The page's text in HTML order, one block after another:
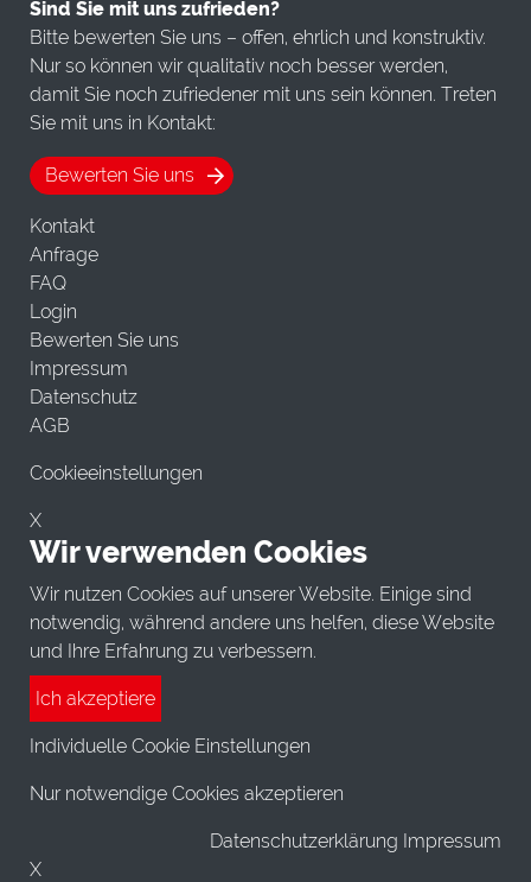
Sind Sie mit uns zufrieden?
Bitte bewerten Sie uns – offen, ehrlich und konstruktiv.
Nur so können wir qualitativ noch besser werden,
damit Sie noch zufriedener mit uns sein können. Treten
Sie mit uns in Kontakt:
Bewerten Sie uns
Kontakt
Anfrage
FAQ
Login
Bewerten Sie uns
Impressum
Datenschutz
AGB
Cookieeinstellungen
X
Wir verwenden Cookies
Wir nutzen Cookies auf unserer Website. Einige sind
notwendig, während andere uns helfen, diese Website
und Ihre Erfahrung zu verbessern.
Ich akzeptiere
Individuelle Cookie Einstellungen
Nur notwendige Cookies akzeptieren
Datenschutzerklärung Impressum
X